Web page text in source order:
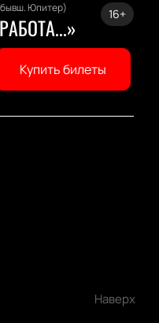
Юпитер) 16+
Купить билеты
Наверх